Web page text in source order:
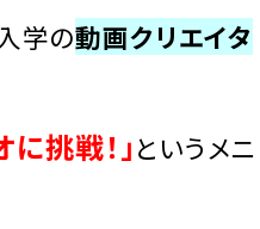
学の動画クリエイタ
挑戦！」というメニ